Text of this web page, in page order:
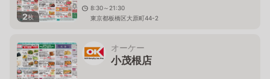
2枚
8:30～21:30
東京都板橋区大原町44-2
オーケー
小茂根店